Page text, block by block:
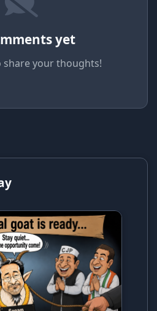
yet
share your thoughts!